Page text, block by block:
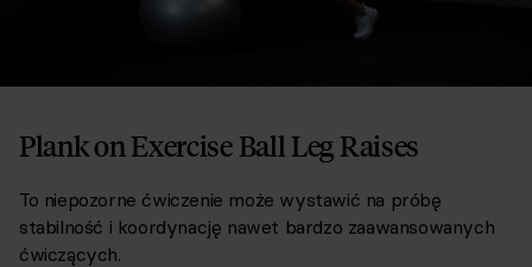
Plank on Exercise Ball Leg Raises
To niepozorne ćwiczenie może wystawić na próbę
stabilność i koordynację nawet bardzo zaawansowanych
ćwiczących.